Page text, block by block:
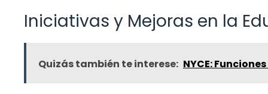
Iniciativas y Mejoras en la
Quizás también te interese: NYCE: